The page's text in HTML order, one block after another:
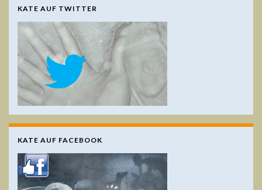
KATE AUF TWITTER
KATE AUF FACEBOOK